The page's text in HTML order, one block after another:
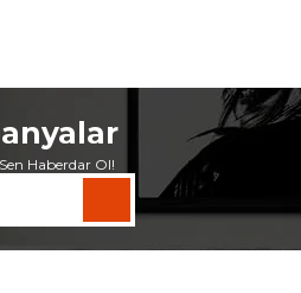
Haberdar Ol!